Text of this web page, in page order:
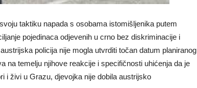
taktiku napada s osobama istomišljenika putem
pojedinaca odjevenih u crno bez diskriminacije i
policija nije mogla utvrditi točan datum planiranog
na temelju njihove reakcije i specifičnosti uhićenja da je
i živi u Grazu, djevojka nije dobila austrijsko